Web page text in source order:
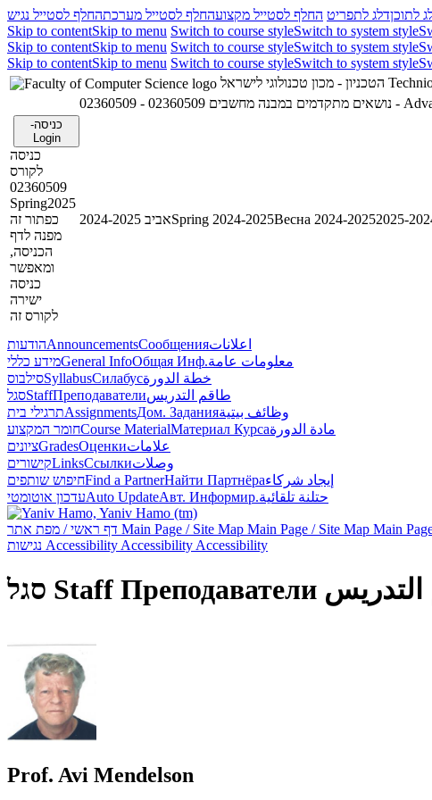
לתוכןדלג לתפריט החלף לסטייל מקצועהחלף לסטייל מערכתהחלף לסטייל נגיש
Skip to contentSkip to menu Switch to course styleSwitch to system style
Skip to contentSkip to menu Switch to course styleSwitch to system style
Skip to contentSkip to menu Switch to course styleSwitch to system style
02360509 - נושאים מתקדמים במבנה מחשבים
כניסה-
Login
כניסה
לקורס
02360509
Spring2025
כפתור זה
מפנה לדף
הכניסה,
ומאפשר
כניסה
ישירה
לקורס זה
אביב 2024-2025Spring 2024-2025Весна 2024-2025
הודעותAnnouncementsСообщенияاعلانات
מידע כלליGeneral InfoОбщая Инф.معلومات عامة
סילבוסSyllabusСилабусخطة الدورة
סגלStaffПреподавателиطاقم التدريس
תרגילי ביתAssignmentsДом. Заданияوظائف بيتية
חומר המקצועCourse MaterialМатериал Курсаمادة الدورة
ציוניםGradesОценкиعلامات
קישוריםLinksСсылкиوصلات
חיפוש שותפיםFind a PartnerНайти Партнёраإيجاد شركاء
עדכון אוטומטיAuto UpdateАвт. Информир.حتلنة تلقائية
Main Page / Site Map Main Page / Site Map Main
Accessibility Accessibility Accessibility
סגל Staff Преподаватели
Prof. Avi Mendelson